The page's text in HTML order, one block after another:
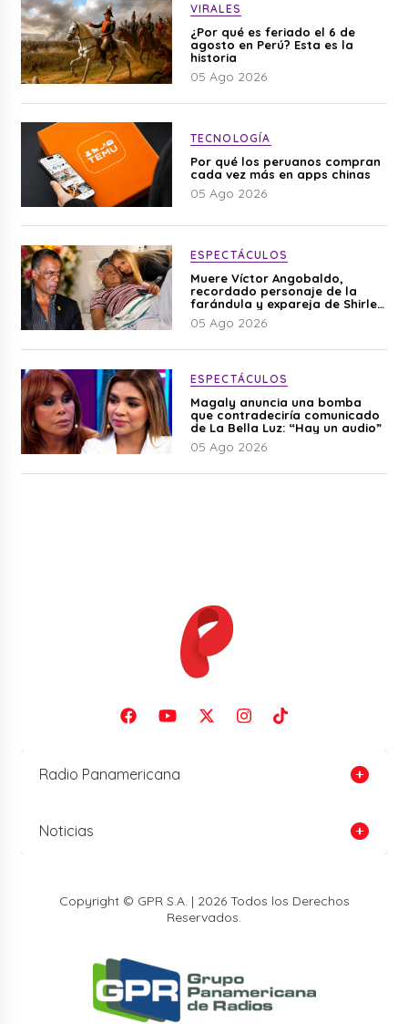
VIRALES
¿Por qué es feriado el 6 de
agosto en Perú? Esta es la
historia
05 Ago 2026
TECNOLOGÍA
Por qué los peruanos compran
cada vez más en apps chinas
05 Ago 2026
ESPECTÁCULOS
Muere Víctor Angobaldo,
recordado personaje de la
farándula y expareja de Shirley
Cherres
05 Ago 2026
ESPECTÁCULOS
Magaly anuncia una bomba
que contradeciría comunicado
de La Bella Luz: “Hay un audio”
05 Ago 2026
Radio Panamericana
Noticias
Copyright © GPR S.A. | 2026 Todos los Derechos
Reservados.